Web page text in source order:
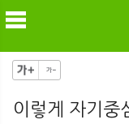
이렇게 자기중